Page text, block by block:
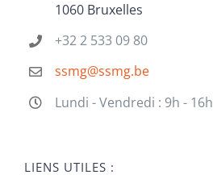
1060 Bruxelles
+32 2 533 09 80
ssmg@ssmg.be
Lundi - Vendredi : 9h - 16h
LIENS UTILES :